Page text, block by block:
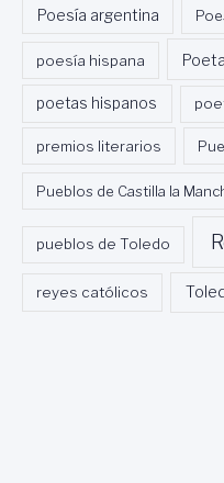
Poesía argentina
poesía hispana Poeta
poetas hispanos
premios literarios
Pueblos de Castilla la
pueblos de Toledo
reyes católicos